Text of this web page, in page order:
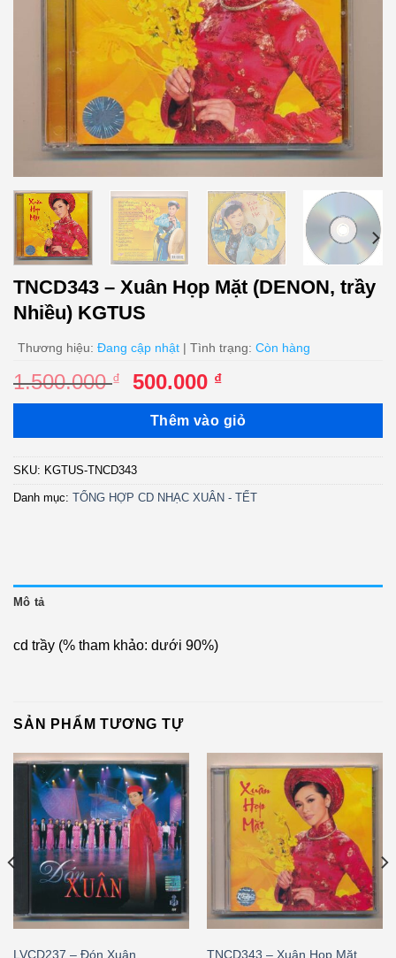
TNCD343 – Xuân Họp Mặt (DENON, trầy
Nhiều) KGTUS
Thương hiệu: Đang cập nhật | Tình trạng: Còn hàng
1.500.000₫
Giá
gốc
là:
1.500.000 ₫.
500.000 ₫Giá
hiện
tại
là:
Thêm vào giỏ
SKU: KGTUS-TNCD343
Danh mục: TỔNG HỢP CD NHẠC XUÂN - TẾT
Mô tả
cd trầy (% tham khảo: dưới 90%)
SẢN PHẨM TƯƠNG TỰ
LVCD237 – Đón Xuân TNCD343 – Xuân Họp Mặt